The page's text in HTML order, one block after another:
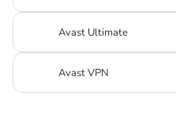
Avast Ultimate
Avast VPN